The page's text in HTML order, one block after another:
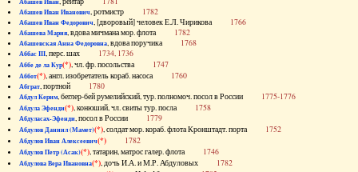
Абашев Иван Иванович, ротмистр 1782
Абашев Иван Федорович, [дворовый] человек Е.Л. Чирикова 1766
Абашева Мария, вдова мичмана мор. флота 1782
Абашевская Анна Федоровна, вдова поручика 1768
Аббас III, перс. шах 1734, 1736
Аббе де ла Кур(*), чл. фр. посольства 1747
Аббот(*), англ. изобретатель кораб. насоса 1760
Абграт, портной 1780
Абдул Керим, беглер-бей румелийский, тур. полномоч. посол в России 1775-1776
Абдула Эфенди(*), конюший, чл. свиты тур. посла 1758
Абдуласах-Эфенди, посол в России 1779
Абдулов Даниил (Мамет)(*), солдат мор. кораб. флота Кронштадт. порта 1752
Абдулов Иван Алексеевич(*) 1782
Абдулов Петр (Асак)(*), татарин, матрос галер. флота 1746
Абдулова Вера Ивановна(*), дочь И.А. и М.Р. Абдуловых 1782